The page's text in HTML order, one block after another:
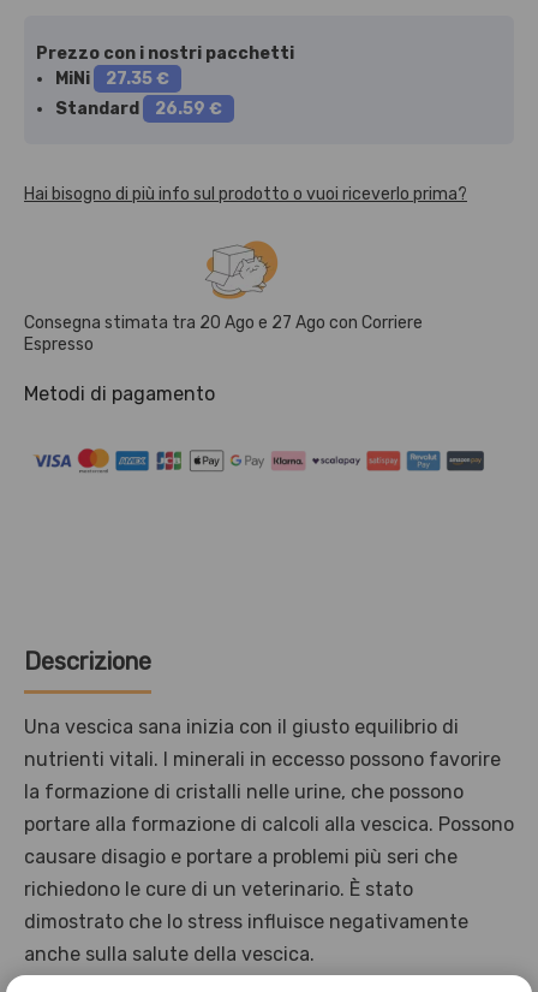
Prezzo con i nostri pacchetti
MiNi
27.35 €
Standard
26.59 €
Hai bisogno di più info sul prodotto o vuoi riceverlo prima?
Consegna stimata tra 20 Ago e 27 Ago con Corriere
Espresso
Metodi di pagamento
Descrizione
Una vescica sana inizia con il giusto equilibrio di
nutrienti vitali. I minerali in eccesso possono favorire
la formazione di cristalli nelle urine, che possono
portare alla formazione di calcoli alla vescica. Possono
causare disagio e portare a problemi più seri che
richiedono le cure di un veterinario. È stato
dimostrato che lo stress influisce negativamente
anche sulla salute della vescica.